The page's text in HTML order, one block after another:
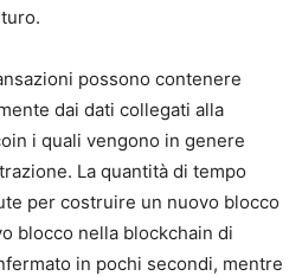
possono contenere
dai dati collegati alla
i quali vengono in genere
La quantità di tempo
per costruire un nuovo blocco
blocco nella blockchain di
in pochi secondi, mentre